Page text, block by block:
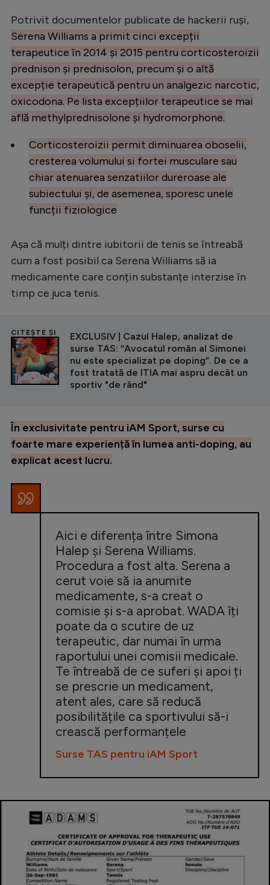
Intră în cont
Creează cont
Potrivit documentelor publicate de hackerii ruși,
Serena Williams a primit cinci excepții
terapeutice în 2014 și 2015 pentru corticosteroizii
prednison și prednisolon, precum și o altă
excepție terapeutică pentru un analgezic narcotic,
oxicodona. Pe lista excepțiilor terapeutice se mai
află methylprednisolone și hydromorphone.
Corticosteroizii permit diminuarea oboselii,
cresterea volumului si fortei musculare sau
chiar atenuarea senzatiilor dureroase ale
subiectului și, de asemenea, sporesc unele
funcții fiziologice
Așa că mulți dintre iubitorii de tenis se întreabă
cum a fost posibil ca Serena Williams să ia
medicamente care conțin substanțe interzise în
timp ce juca tenis.
CITEȘTE ȘI
EXCLUSIV | Cazul Halep, analizat de
surse TAS: “Avocatul român al Simonei
nu este specializat pe doping”. De ce a
fost tratată de ITIA mai aspru decât un
sportiv "de rând"
În exclusivitate pentru iAM Sport, surse cu
foarte mare experiență în lumea anti-doping, au
explicat acest lucru.
Aici e diferența între Simona
Halep și Serena Williams.
Procedura a fost alta. Serena a
cerut voie să ia anumite
medicamente, s-a creat o
comisie și s-a aprobat. WADA îți
poate da o scutire de uz
terapeutic, dar numai în urma
raportului unei comisii medicale.
Te întreabă de ce suferi și apoi ți
se prescrie un medicament,
atent ales, care să reducă
posibilitățile ca sportivului să-i
crească performanțele
Surse TAS pentru iAM Sport